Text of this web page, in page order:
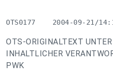
OTS0177    2004-09-21/
OTS-ORIGINALTEXT
INHALTLICHER
PWK